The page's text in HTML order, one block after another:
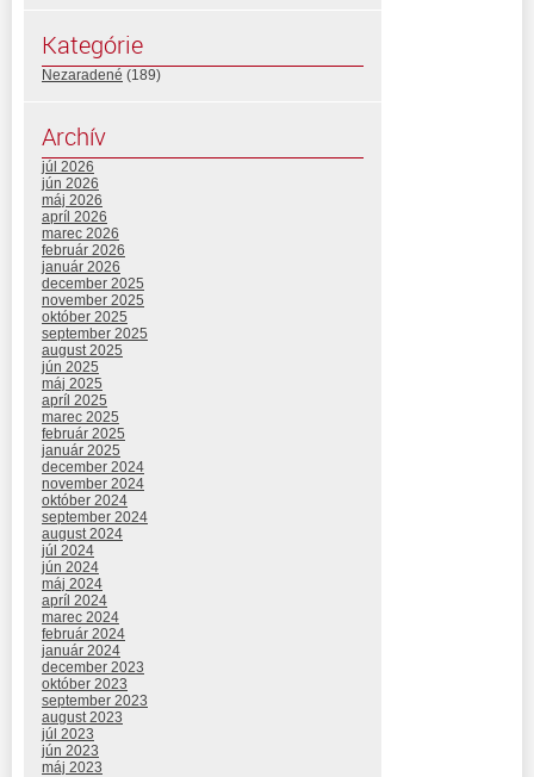
Kategórie
Nezaradené (189)
Archív
júl 2026
jún 2026
máj 2026
apríl 2026
marec 2026
február 2026
január 2026
december 2025
november 2025
október 2025
september 2025
august 2025
jún 2025
máj 2025
apríl 2025
marec 2025
február 2025
január 2025
december 2024
november 2024
október 2024
september 2024
august 2024
júl 2024
jún 2024
máj 2024
apríl 2024
marec 2024
február 2024
január 2024
december 2023
október 2023
september 2023
august 2023
júl 2023
jún 2023
máj 2023